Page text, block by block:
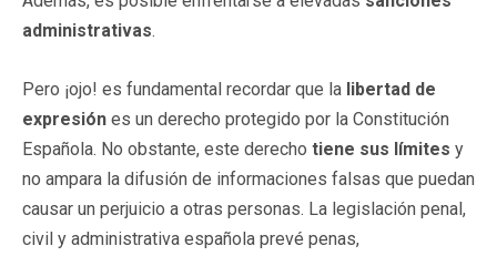
administrativas.
Pero ¡ojo! es fundamental recordar que la libertad de
expresión es un derecho protegido por la Constitución
Española. No obstante, este derecho tiene sus límites y
no ampara la difusión de informaciones falsas que puedan
causar un perjuicio a otras personas. La legislación penal,
civil y administrativa española prevé penas,